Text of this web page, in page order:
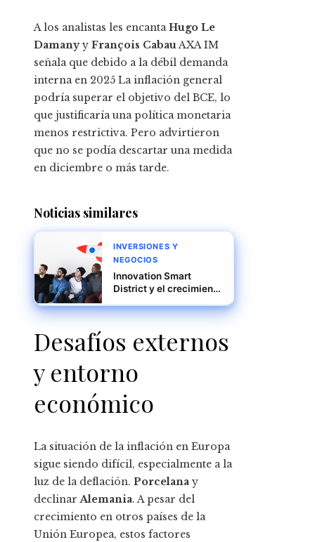
A los analistas les encantaHugo Le
Damanyy François CabauAXA IM
señala que debido a la débil demanda
interna en 2025 La inflación general
podría superar el objetivo del BCE, lo
que justificaría una política monetaria
menos restrictiva. Pero advirtieron
que no se podía descartar una medida
en diciembre o más tarde.
Noticias similares
INVERSIONES Y
NEGOCIOS
Innovation Smart
District y el crecimiento
Panamá
Desafíos externos
y entorno
económico
La situación de la inflación en Europa
sigue siendo difícil, especialmente a la
luz de la deflación. Porcelana y
declinarAlemania. A pesar del
crecimiento en otros países de la
Unión Europea, estos factores